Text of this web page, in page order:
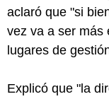
aclaró que "si
vez va a ser más
lugares de
Explicó que "la